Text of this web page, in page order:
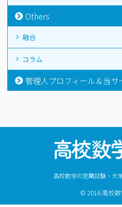
Others
融合
コラム
管理人プロフィール＆当サ
高校数学の定期試験・大
© 2016 高校